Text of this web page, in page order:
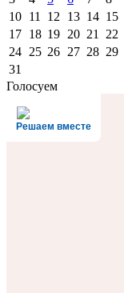
10 11 12 13 14 15
17 18 19 20 21 22
24 25 26 27 28 29
31
Голосуем
Решаем вместе